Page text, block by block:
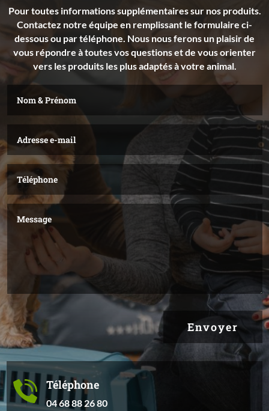
Pour toutes informations supplémentaires sur nos produits.
Contactez notre équipe en remplissant le formulaire ci-
dessous ou par téléphone. Nous nous ferons un plaisir de
vous répondre à toutes vos questions et de vous orienter
vers les produits les plus adaptés à votre animal.
Envoyer
Téléphone
04 68 88 26 80